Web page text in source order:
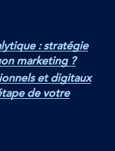
: stratégie
marketing ?
et digitaux
de votre